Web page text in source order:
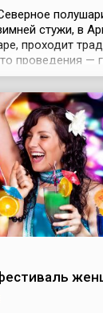
стужи, в
проходит
проведения —
самый долгий в
проходят в
так и
Country). К...